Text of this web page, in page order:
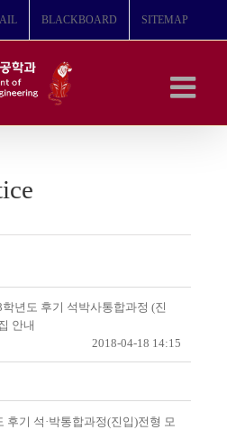
BLACKBOARD SITEMAP
년도 후기 석박사통합과정 (진
안내
2018-04-18 14:15
후기 석·박통합과정(진입)전형 모